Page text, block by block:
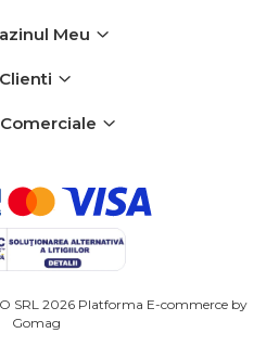
Meu
Clienti
SRL 2026 Platforma E-commerce by
Gomag